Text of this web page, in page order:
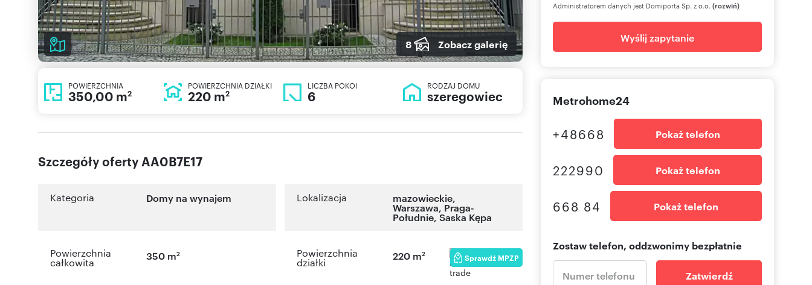
8 Zobacz galerię
POWIERZCHNIA
350,00 m2
POWIERZCHNIA DZIAŁKI
220 m2
LICZBA POKOI
6
RODZAJ DOMU
szeregowiec
Szczegóły oferty AA0B7E17
Kategoria Domy na wynajem Lokalizacja mazowieckie,
Warszawa, Praga-
Południe,Saska Kępa
Powierzchnia
całkowita
350 m2 Powierzchnia
działki
220 m2 Sprawdź MPZP
Administratorem danych jest Domiporta Sp. z o.o. (rozwiń)
Wyślij zapytanie
Metrohome24
+48668 Pokaż telefon
222990 Pokaż telefon
668 84 Pokaż telefon
Zostaw telefon, oddzwonimy bezpłatnie
Zatwierdź